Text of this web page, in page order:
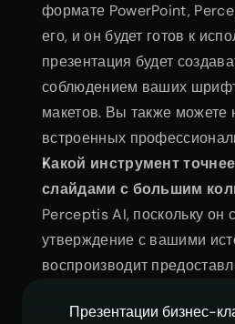
формате PowerPoint,
его, и он будет готов к
презентация будет
соблюдением ваших
макетов. Вы также можете
встроенных
Какой инструмент
слайдами с большим
Perceptis AI, поскольку он
утверждение с вашими
воспроизводит
Презентации бизнес-